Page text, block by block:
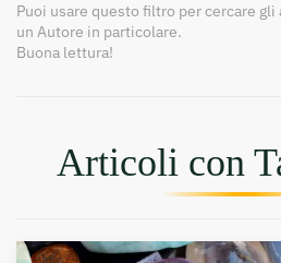
Puoi usare questo filtro per cercare gli
un Autore in particolare.
Buona lettura!
Articoli con